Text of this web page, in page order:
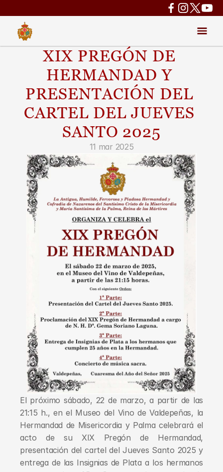
XIX PREGÓN DE
HERMANDAD Y
PRESENTACIÓN DEL
CARTEL DEL JUEVES
SANTO 2025
11 mar 2025
El próximo sábado, 22 de marzo, a partir de las
21:15 h., en el Museo del Vino de Valdepeñas, la
Hermandad de Misericordia y Palma celebrará el
acto de su XIX Pregón de Hermandad,
presentación del cartel del Jueves Santo 2025 y
entrega de las Insignias de Plata a los hermanos